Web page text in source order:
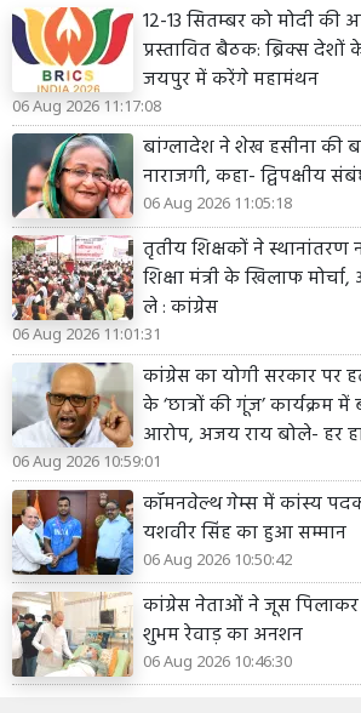
12-13 सितम्बर को मोदी की
प्रस्तावित बैठक: ब्रिक्स
जयपुर में करेंगे महामंथन
06 Aug 2026 11:17:08
बांग्लादेश ने शेख हसीना की
नाराजगी, कहा- द्विपक्षीय
06 Aug 2026 11:05:18
तृतीय शिक्षकों ने स्थानांतरण
शिक्षा मंत्री के खिलाफ
ले : कांग्रेस
06 Aug 2026 11:01:31
कांग्रेस का योगी सरकार पर
के ‘छात्रों की गूंज’ कार्यक्रम
आरोप, अजय राय बोले- हर
06 Aug 2026 10:59:01
कॉमनवेल्थ गेम्स में कांस्य
यशवीर सिंह का हुआ सम्मान
06 Aug 2026 10:50:42
कांग्रेस नेताओं ने जूस पिलाकर
शुभम रेवाड़ का अनशन
06 Aug 2026 10:46:30